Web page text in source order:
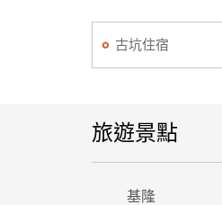
古坑住宿
旅遊景點
基隆